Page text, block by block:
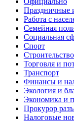
Праздничные
Работа с
Семейная
Социальная
Спорт
Торговля и
Транспорт
Финансы и
Экология и
Экономика и
Прокурор
Налоговые